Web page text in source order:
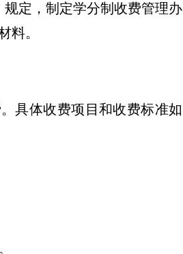
定，制定学分制收费管理办
料。
具体收费项目和收费标准如